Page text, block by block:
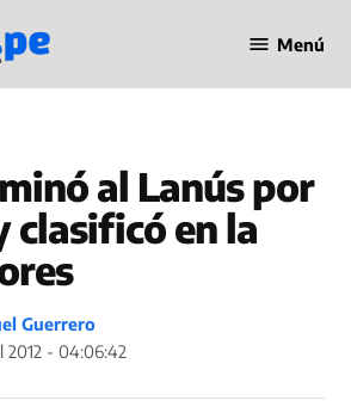
en Línea
Menú
al Lanús por
clasificó en la
Guerrero
2012 - 04:06:42